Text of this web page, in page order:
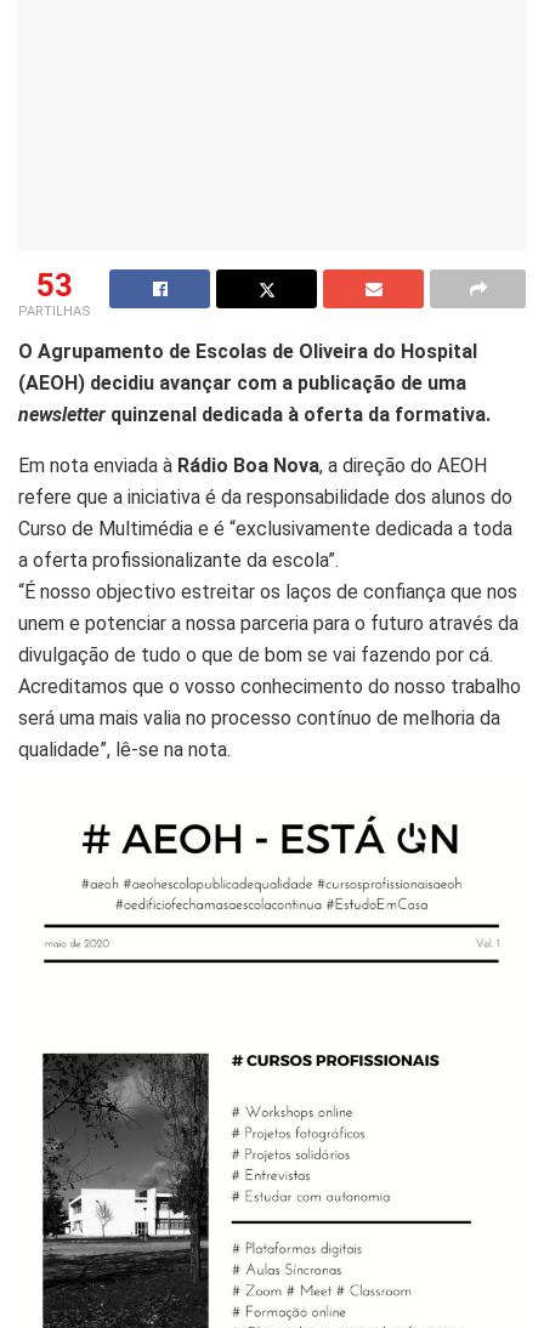
53
PARTILHAS
O Agrupamento de Escolas de Oliveira do Hospital
(AEOH) decidiu avançar com a publicação de uma
newsletter quinzenal dedicada à oferta da formativa.
Em nota enviada à Rádio Boa Nova, a direção do AEOH
refere que a iniciativa é da responsabilidade dos alunos do
Curso de Multimédia e é “exclusivamente dedicada a toda
a oferta profissionalizante da escola”.
“É nosso objectivo estreitar os laços de confiança que nos
unem e potenciar a nossa parceria para o futuro através da
divulgação de tudo o que de bom se vai fazendo por cá.
Acreditamos que o vosso conhecimento do nosso trabalho
será uma mais valia no processo contínuo de melhoria da
qualidade”, lê-se na nota.